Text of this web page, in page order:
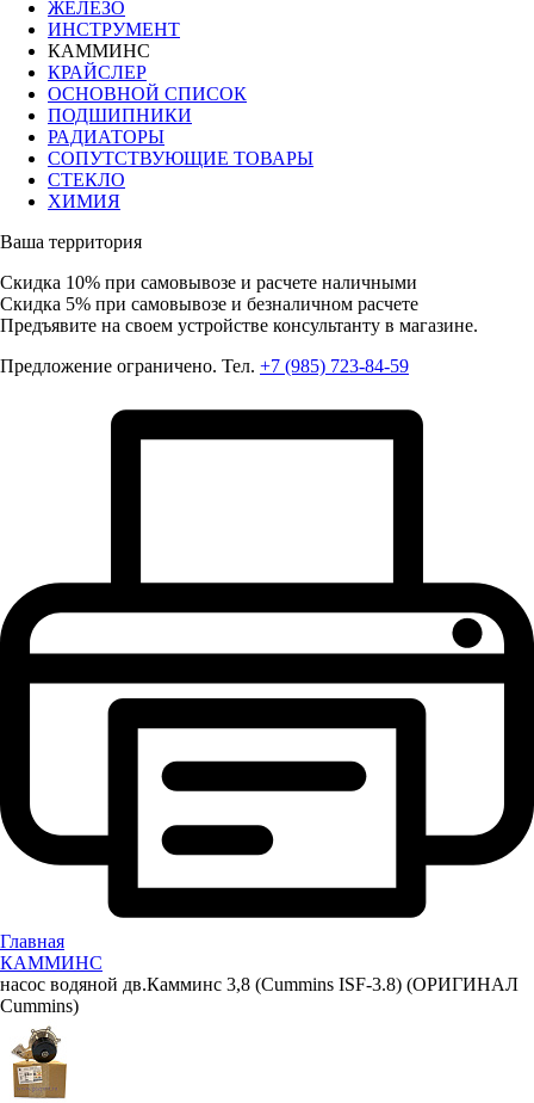
ЖЕЛЕЗО
ИНСТРУМЕНТ
КАММИНС
КРАЙСЛЕР
ОСНОВНОЙ СПИСОК
ПОДШИПНИКИ
РАДИАТОРЫ
СОПУТСТВУЮЩИЕ ТОВАРЫ
СТЕКЛО
ХИМИЯ
Ваша территория
Скидка 10% при самовывозе и расчете наличными
Скидка 5% при самовывозе и безналичном расчете
Предъявите на своем устройстве консультанту в магазине.
Предложение ограничено. Тел. +7 (985) 723-84-59
Главная
КАММИНС
насос водяной дв.Камминс 3,8 (Cummins ISF-3.8) (ОРИГИНАЛ
Cummins)